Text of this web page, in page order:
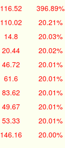
116.52 396.89%
110.02 20.21%
14.8 20.03%
20.44 20.02%
46.72 20.01%
61.6 20.01%
83.62 20.01%
49.67 20.01%
53.33 20.01%
146.16 20.00%